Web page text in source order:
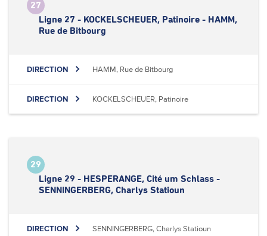
27
Ligne 27 - KOCKELSCHEUER, Patinoire - HAMM,
Rue de Bitbourg
DIRECTION HAMM, Rue de Bitbourg
DIRECTION KOCKELSCHEUER, Patinoire
29
Ligne 29 - HESPERANGE, Cité um Schlass -
SENNINGERBERG, Charlys Statioun
DIRECTION SENNINGERBERG, Charlys Statioun